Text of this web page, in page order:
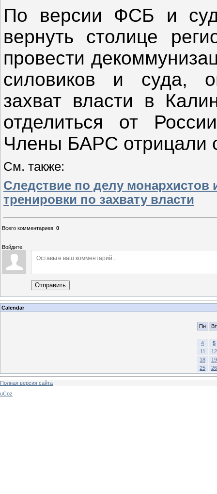
По версии ФСБ и
вернуть столице
провести
силовиков и суда,
захват власти в
отделиться от
Члены БАРС отрицали
См. также:
Следствие по делу монархистов
тренировки по захвату власти
Всего комментариев: 0
Войдите:
Отправить
Calendar
Пн Вт
4
5
11
12
18
19
25
26
Полная версия сайта
uCoz